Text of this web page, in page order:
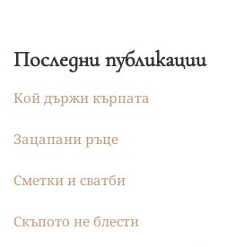
Последни публикации
Кой държи кърпата
Зацапани ръце
Сметки и сватби
Скъпото не блести